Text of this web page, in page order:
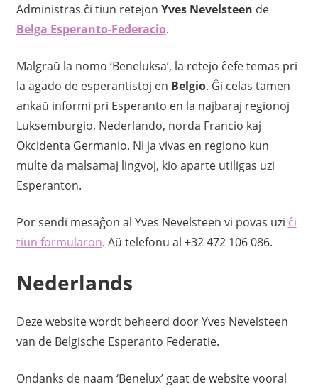
Administras ĉi tiun retejon Yves Nevelsteen de
Belga Esperanto-Federacio.
Malgraŭ la nomo ‘Beneluksa’, la retejo ĉefe temas pri
la agado de esperantistoj en Belgio. Ĝi celas tamen
ankaŭ informi pri Esperanto en la najbaraj regionoj
Luksemburgio, Nederlando, norda Francio kaj
Okcidenta Germanio. Ni ja vivas en regiono kun
multe da malsamaj lingvoj, kio aparte utiligas uzi
Esperanton.
Por sendi mesaĝon al Yves Nevelsteen vi povas uzi ĉi
tiun formularon. Aŭ telefonu al +32 472 106 086.
Nederlands
Deze website wordt beheerd door Yves Nevelsteen
van de Belgische Esperanto Federatie.
Ondanks de naam ‘Benelux’ gaat de website vooral